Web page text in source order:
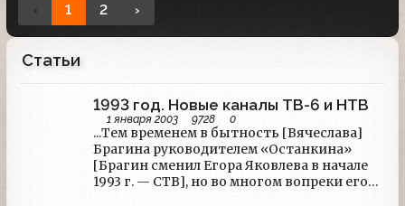
‹ 1 2 ›
Статьи
1993 год. Новые каналы ТВ-6 и НТВ
1 января 2003 9728 0
...Тем временем в бытность [Вячеслава]
Брагина руководителем «Останкина»
[Брагин сменил Егора Яковлева в начале
1993 г. — СТВ], но во многом вопреки его